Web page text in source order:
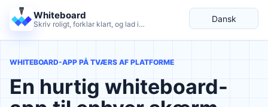
Whiteboard
Skriv roligt, forklar klart, og lad ideerne vokse. Sprog
Dansk
WHITEBOARD-APP PÅ TVÆRS AF PLATFORME
En hurtig whiteboard-